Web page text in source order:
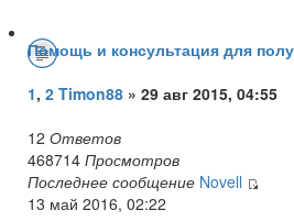
Помощь и консультация для
1, 2 Timon88 » 29 авг 2015, 04:55
12 Ответов
468714 Просмотров
Последнее сообщение Novell
13 май 2016, 02:22